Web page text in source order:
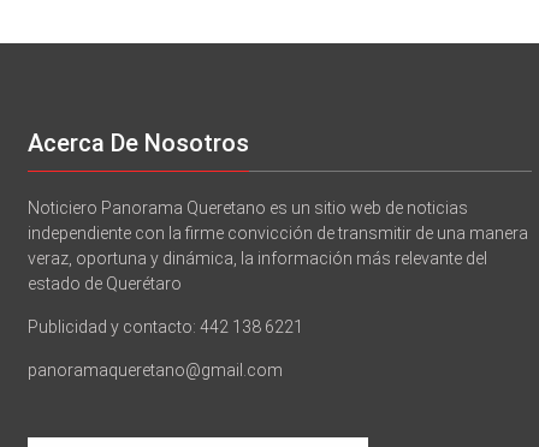
Acerca De Nosotros
Noticiero Panorama Queretano es un sitio web de noticias
independiente con la firme convicción de transmitir de una manera
veraz, oportuna y dinámica, la información más relevante del
estado de Querétaro
Publicidad y contacto: 442 138 6221
panoramaqueretano@gmail.com